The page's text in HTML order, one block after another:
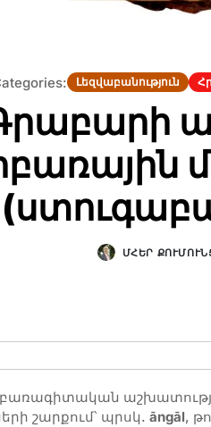
Լեզվաբանություն
ՄՀԵՐ
շարքում՝ պրսկ. āngāl,